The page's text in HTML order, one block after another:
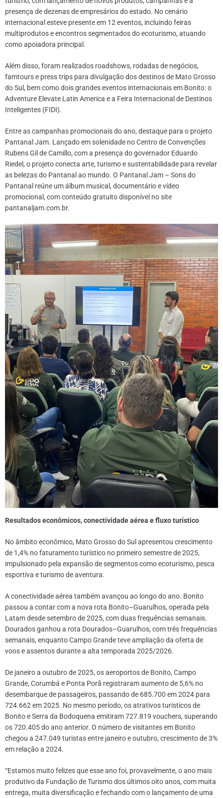
presença de dezenas de empresários do estado. No cenário
internacional esteve presente em 12 eventos, incluindo feiras
multiprodutos e encontros segmentados do ecoturismo, atuando
como apoiadora principal.
Além disso, foram realizados roadshows, rodadas de negócios,
famtours e press trips para divulgação dos destinos de Mato Grosso
do Sul, bem como dois grandes eventos internacionais em Bonito: o
Adventure Elevate Latin America e a Feira Internacional de Destinos
Inteligentes (FIDI).
Entre as campanhas promocionais do ano, destaque para o projeto
Pantanal Jam. Lançado em solenidade no Centro de Convenções
Rubens Gil de Camillo, com a presença do governador Eduardo
Riedel, o projeto conecta arte, turismo e sustentabilidade para revelar
as belezas do Pantanal ao mundo. O Pantanal Jam – Sons do
Pantanal reúne um álbum musical, documentário e vídeo
promocional, com conteúdo gratuito disponível no site
pantanaljam.com.br.
Resultados econômicos, conectividade aérea e fluxo turístico
No âmbito econômico, Mato Grosso do Sul apresentou crescimento
de 1,4% no faturamento turístico no primeiro semestre de 2025,
impulsionado pela expansão de segmentos como ecoturismo, pesca
esportiva e turismo de aventura.
A conectividade aérea também avançou ao longo do ano. Bonito
passou a contar com a nova rota Bonito–Guarulhos, operada pela
Latam desde setembro de 2025, com duas frequências semanais.
Dourados ganhou a rota Dourados–Guarulhos, com três frequências
semanais, enquanto Campo Grande teve ampliação da oferta de
voos e assentos durante a alta temporada 2025/2026.
De janeiro a outubro de 2025, os aeroportos de Bonito, Campo
Grande, Corumbá e Ponta Porã registraram aumento de 5,6% no
desembarque de passageiros, passando de 685.700 em 2024 para
724.662 em 2025. No mesmo período, os atrativos turísticos de
Bonito e Serra da Bodoquena emitiram 727.819 vouchers, superando
os 720.405 do ano anterior. O número de visitantes em Bonito
chegou a 247.049 turistas entre janeiro e outubro, crescimento de 3%
em relação a 2024.
“Estamos muito felizes que esse ano foi, provavelmente, o ano mais
produtivo da Fundação de Turismo dos últimos oito anos, com muita
entrega, muita diversificação e fechando com o lançamento de uma